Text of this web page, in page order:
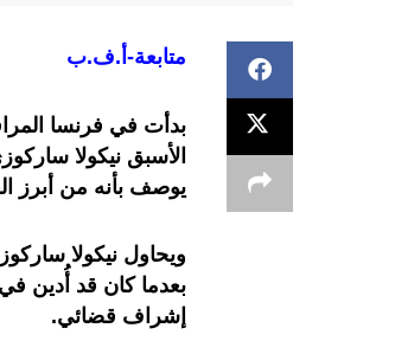
متابعة-أ.ف.ب
بدأت في فرنسا
يوصف بأنه من أبرز
بعدما كان قد أُدين
إشراف قضائي.